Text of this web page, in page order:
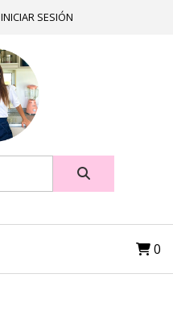
INICIAR SESIÓN
0